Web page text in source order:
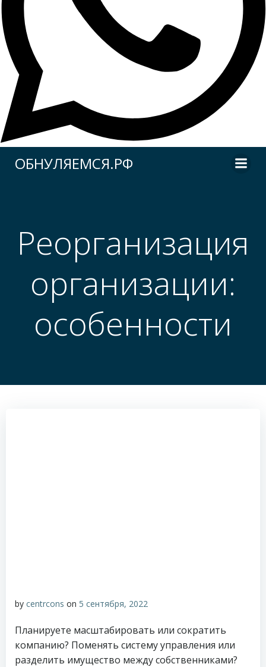
ОБНУЛЯЕМСЯ.РФ
Реорганизация
организации:
особенности
by centrcons on 5 сентября, 2022
Планируете масштабировать или сократить
компанию? Поменять систему управления или
разделить имущество между собственниками?